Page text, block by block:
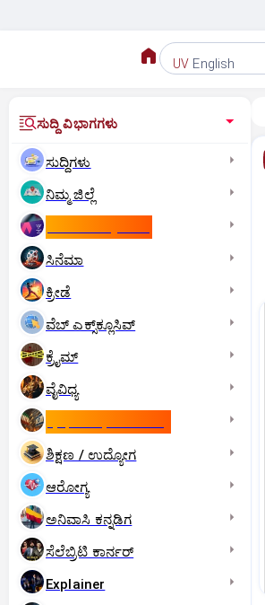
UV English
ಸುದ್ದಿ ವಿಭಾಗಗಳು
ಸುದ್ದಿಗಳು
ನಿಮ್ಮ ಜಿಲ್ಲೆ
ಸಿನೆಮಾ
ಕ್ರೀಡೆ
ವೆಬ್ ಎಕ್ಸ್‌ಕ್ಲೂಸಿವ್
ಕ್ರೈಮ್
ವೈವಿಧ್ಯ
ಶಿಕ್ಷಣ / ಉದ್ಯೋಗ
ಆರೋಗ್ಯ
ಅನಿವಾಸಿ ಕನ್ನಡಿಗ
ಸೆಲೆಬ್ರಿಟಿ ಕಾರ್ನರ್‌
Explainer